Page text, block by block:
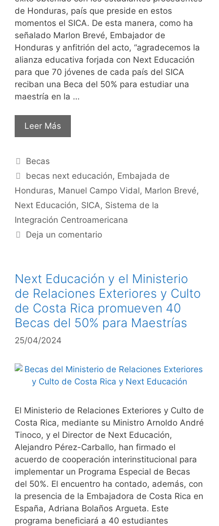
de Honduras, país que preside en estos
momentos el SICA. De esta manera, como ha
señalado Marlon Brevé, Embajador de
Honduras y anfitrión del acto, “agradecemos la
alianza educativa forjada con Next Educación
para que 70 jóvenes de cada país del SICA
reciban una Beca del 50% para estudiar una
maestría en la …
Leer Más
Becas
becas next educación, Embajada de
Honduras, Manuel Campo Vidal, Marlon Brevé,
Next Educación, SICA, Sistema de la
Integración Centroamericana
Deja un comentario
Next Educación y el Ministerio
de Relaciones Exteriores y Culto
de Costa Rica promueven 40
Becas del 50% para Maestrías
25/04/2024
El Ministerio de Relaciones Exteriores y Culto de
Costa Rica, mediante su Ministro Arnoldo André
Tinoco, y el Director de Next Educación,
Alejandro Pérez-Carballo, han firmado el
acuerdo de cooperación interinstitucional para
implementar un Programa Especial de Becas
del 50%. El encuentro ha contado, además, con
la presencia de la Embajadora de Costa Rica en
España, Adriana Bolaños Argueta. Este
programa beneficiará a 40 estudiantes